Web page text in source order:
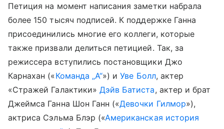
Петиция на момент написания заметки набрала
более 150 тысяч подписей. К поддержке Ганна
присоединились многие его коллеги, которые
также призвали делиться петицией. Так, за
режиссера вступились постановщики Джо
Карнахан («Команда „А“») иУве Болл, актер
«Стражей Галактики» Дэйв Батиста, актер и брат
Джеймса Ганна Шон Ганн («Девочки Гилмор»),
актриса Сэльма Блэр («Американская история